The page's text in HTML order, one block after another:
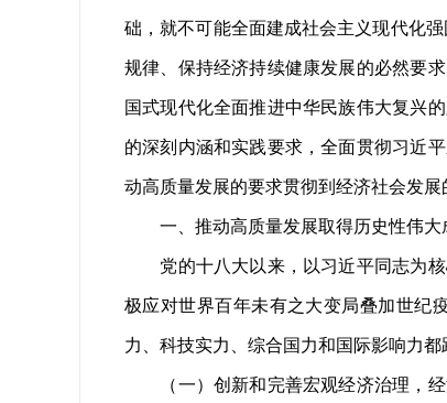
础，就不可能全面建成社会主义现代化
规律、保持经济持续健康发展的必然要
国式现代化全面推进中华民族伟大复兴
的深刻内涵和实践要求，全面贯彻习近
动高质量发展的要求贯彻到经济社会发展
一、推动高质量发展取得历史性伟大
党的十八大以来，以习近平同志为核
极应对世界百年未有之大变局叠加世纪
力、科技实力、综合国力和国际影响力都
（一）创新和完善宏观经济治理，经